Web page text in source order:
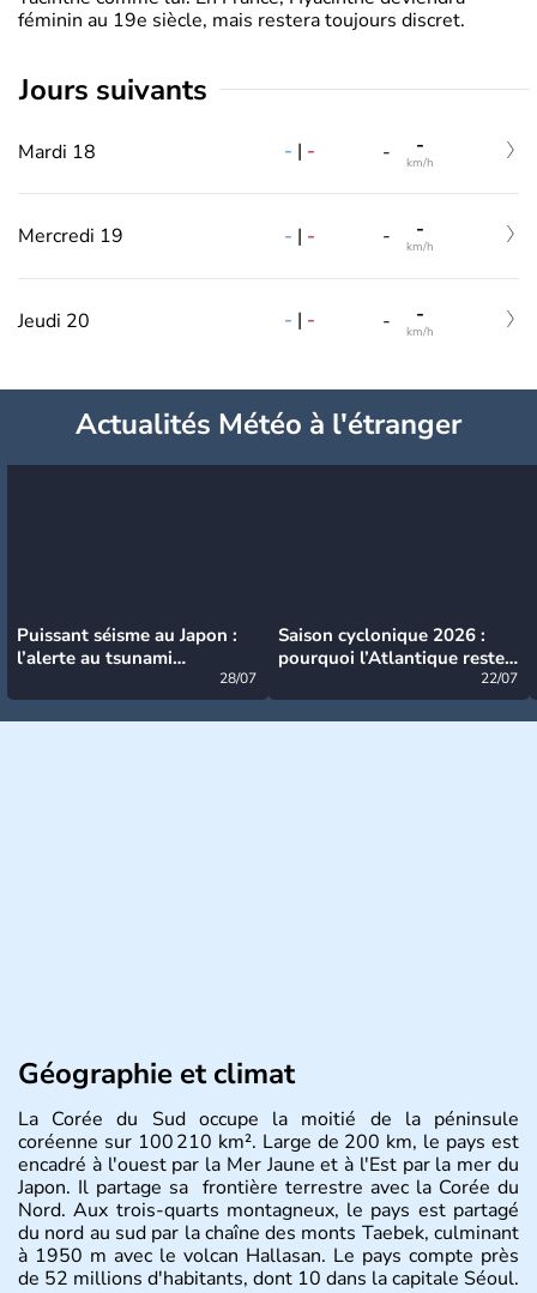
féminin au 19e siècle, mais restera toujours discret.
jours suivants
Mardi 18 - | - - -
km/h
Mercredi 19 - | - - -
km/h
Jeudi 20 - | - - -
km/h
Actualités Météo à l'étranger
Puissant séisme au Japon :
l’alerte au tsunami
28/07
Saison cyclonique 2026 :
pourquoi l’Atlantique reste
22/07
Géographie et climat
La Corée du Sud occupe la moitié de la péninsule
coréenne sur 100 210 km². Large de 200 km, le pays est
encadré à l'ouest par la Mer Jaune et à l'Est par la mer du
Japon. Il partage sa frontière terrestre avec la Corée du
Nord. Aux trois-quarts montagneux, le pays est partagé
du nord au sud par la chaîne des monts Taebek, culminant
à 1950 m avec le volcan Hallasan. Le pays compte près
de 52 millions d'habitants, dont 10 dans la capitale Séoul.